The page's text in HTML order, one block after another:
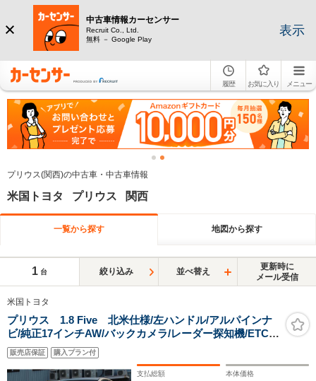
中古車情報カーセンサー
Recruit Co., Ltd.
無料 － Google Play
表示
履歴 お気に入り メニュー
プリウス(関西)の中古車・中古車情報
米国トヨタ プリウス 関西
一覧から探す 地図から探す
1 台 絞り込み 並べ替え
更新時に
メール受信
米国トヨタ
プリウス 1.8 Five 北米仕様/左ハンドル/アルパインナ
ビ/純正17インチAW/バックカメラ/レーダー探知機/ETC/
クルーズコントロール/ステアリングリモコン/横滑り防止/
スマートキー/Bluetooth/ナビ/テレビ/スマートキー/エア
コン
販売店保証 購入プラン付
支払総額 本体価格